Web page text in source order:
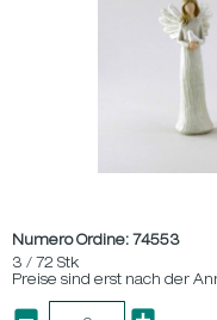
Numero Ordine: 74553
3 / 72 Stk
Preise sind erst nach der